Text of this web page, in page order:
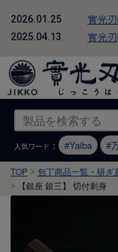
2026.01.25 實光
2025.04.13 實光
人気ワード ： Yaiba
TOP 包丁商品一覧・研ぎ
【銀座 銀三】 切付刺身